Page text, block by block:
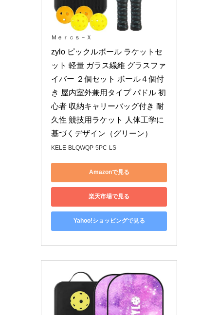
Ｍｅｒｃｓ－Ｘ
zylo ピックルボール ラケットセ
ット 軽量 ガラス繊維 グラスファ
イバー ２個セット ボール４個付
き 屋内室外兼用タイプ パドル 初
心者 収納キャリーバッグ付き 耐
久性 競技用ラケット 人体工学に
基づくデザイン（グリーン）
KELE-BLQWQP-5PC-LS
Amazonで見る
楽天市場で見る
Yahoo!ショッピングで見る